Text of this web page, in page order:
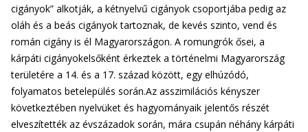
cigányok” alkotják, a kétnyelvű cigányok csoportjába pedig az
oláh és a beás cigányok tartoznak, de kevés szinto, vend és
román cigány is él Magyarországon. A romungrók ősei, a
kárpáti cigányokelsőként érkeztek a történelmi Magyarország
területére a 14. és a 17. század között, egy elhúzódó,
folyamatos betelepülés során.Az asszimilációs kényszer
következtében nyelvüket és hagyományaik jelentős részét
elveszítették az évszázadok során, mára csupán néhány kárpáti